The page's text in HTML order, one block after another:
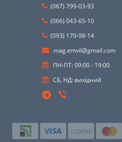
(067) 799-03-93
(066) 043-65-10
(093) 170-98-14
mag.emvil@gmail.com
ПН-ПТ: 09:00 - 19:00
СБ, НД: вихідний